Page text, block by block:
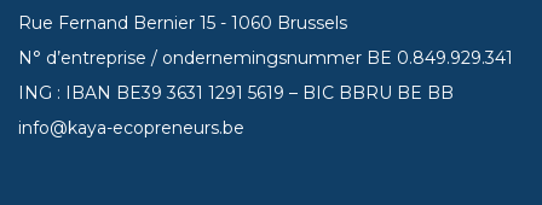
Rue Fernand Bernier 15 - 1060 Brussels
N° d’entreprise / ondernemingsnummer BE 0.849.929.341
ING : IBAN BE393631 1291 5619 – BIC BBRU BE BB
info@kaya-ecopreneurs.be